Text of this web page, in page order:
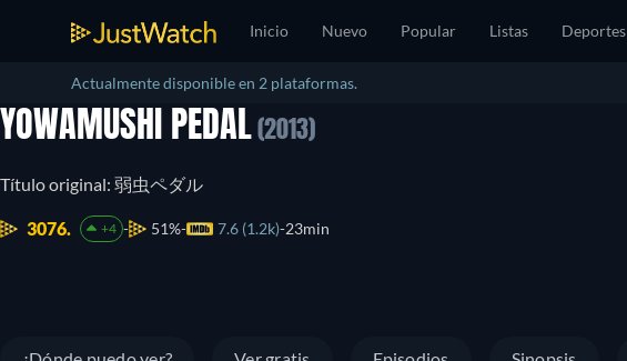
Inicio Nuevo Popular Listas Deportes
Actualmente disponible en 2 plataformas.
YOWAMUSHI PEDAL (2013)
Título original: 弱虫ペダル
3076. +4 51% 7.6 (1.2k) 23min